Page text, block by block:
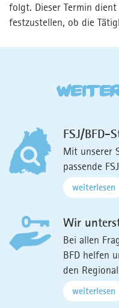
folgt. Dieser Termin
festzustellen, ob die
FSJ/BFD-
Mit unserer
passende
weiterlesen
Wir
Bei allen
BFD helfen
den
weiterlesen